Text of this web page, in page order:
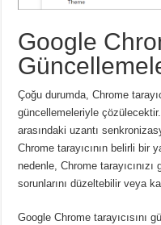
Google
Çoğu durumda, Chrome
güncellemeleriyle çözülecektir.
arasındaki uzantı
Chrome tarayıcının belirli bir
nedenle, Chrome
sorunlarını düzeltebilir veya
Google Chrome tarayıcısını